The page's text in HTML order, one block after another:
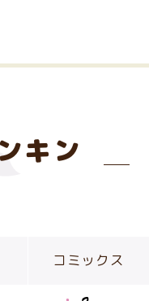
コミックス